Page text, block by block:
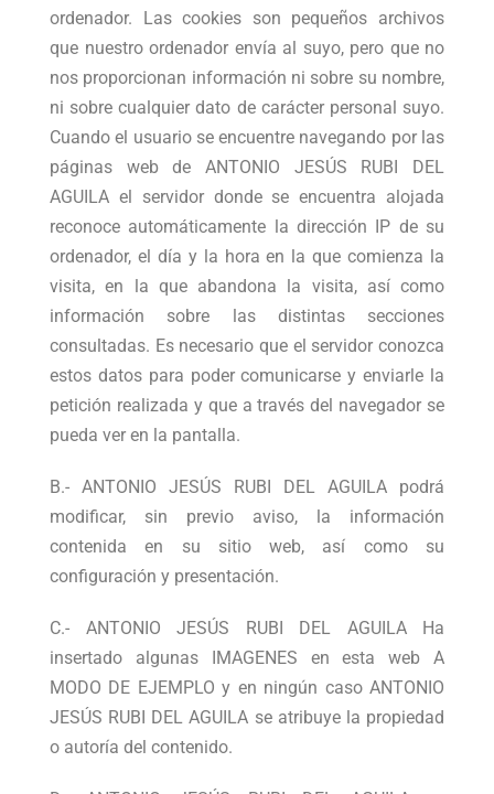
ordenador. Las cookies son pequeños archivos
que nuestro ordenador envía al suyo, pero que no
nos proporcionan información ni sobre su nombre,
ni sobre cualquier dato de carácter personal suyo.
Cuando el usuario se encuentre navegando por las
páginas web de ANTONIO JESÚS RUBI DEL
AGUILA el servidor donde se encuentra alojada
reconoce automáticamente la dirección IP de su
ordenador, el día y la hora en la que comienza la
visita, en la que abandona la visita, así como
información sobre las distintas secciones
consultadas. Es necesario que el servidor conozca
estos datos para poder comunicarse y enviarle la
petición realizada y que a través del navegador se
pueda ver en la pantalla.
B.- ANTONIO JESÚS RUBI DEL AGUILA podrá
modificar, sin previo aviso, la información
contenida en su sitio web, así como su
configuración y presentación.
C.- ANTONIO JESÚS RUBI DEL AGUILA Ha
insertado algunas IMAGENES en esta web A
MODO DE EJEMPLO y en ningún caso ANTONIO
JESÚS RUBI DEL AGUILA se atribuye la propiedad
o autoría del contenido.